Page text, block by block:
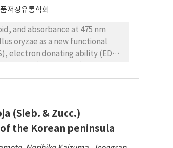
하는 경향을 보였다. LPOIA는 NF에
한 XO와 AO의 활성에 미치는 영향
성은 비발효, 발효 관계없이
생각된다.
저장유통학회
and absorbance at 475 nm
oryzae as a new functional
electron donating ability (EDA),
were well known to relate
using response surface
0.85 to 0.98, except for the EDA
high in the lower concentration of
in the concentration, among
(Sieb. & Zucc.)
the Korean peninsula